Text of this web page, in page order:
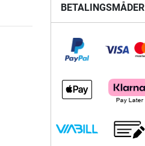
BETALINGSMÅDER